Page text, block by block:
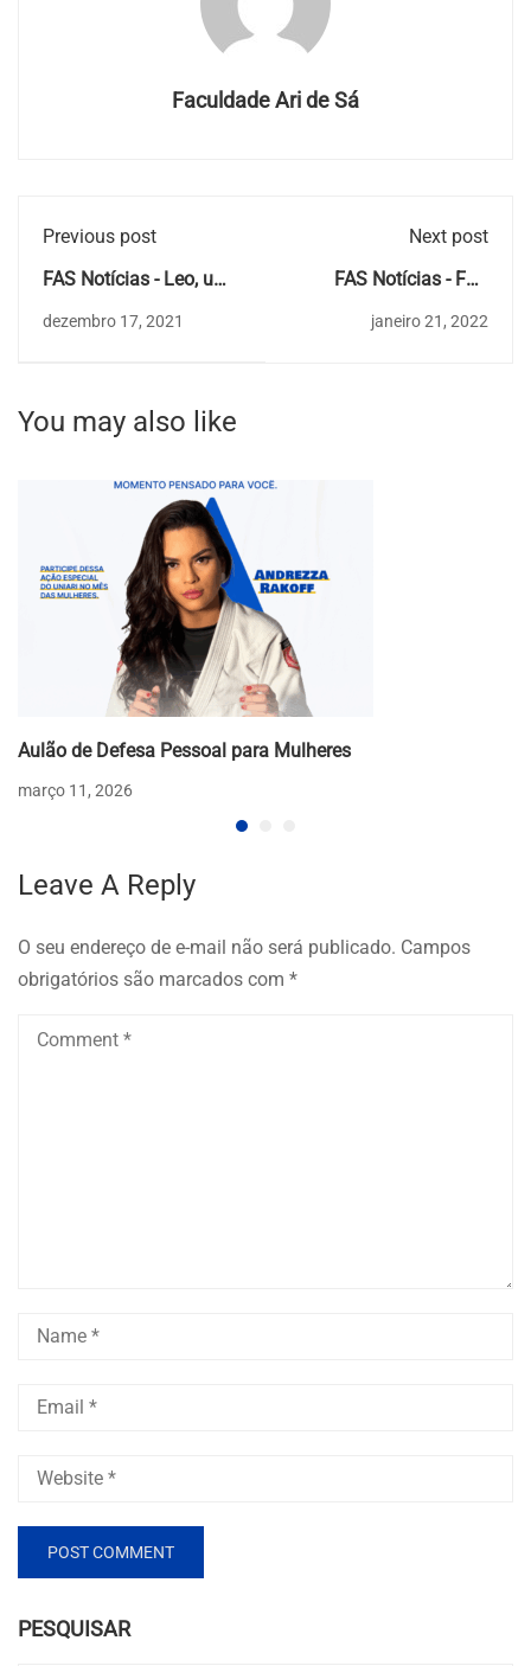
Faculdade Ari de Sá
Previous post
FAS Notícias - Leo, um
ser humano com alma
dezembro 17, 2021
Next post
FAS Notícias - FAS
forma novos
profissionais para o
janeiro 21, 2022
You may also like
Aulão de Defesa Pessoal para Mulheres
março 11, 2026
Leave A Reply
O seu endereço de e-mail não será publicado. Campos
obrigatórios são marcados com *
PESQUISAR